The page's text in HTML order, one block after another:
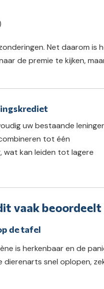
Net daarom is
de premie te kijken,
uw bestaande
tot één
wat kan leiden tot lagere
vaak beoordeelt
de tafel
is herkenbaar en de
dierenarts snel oplopen,